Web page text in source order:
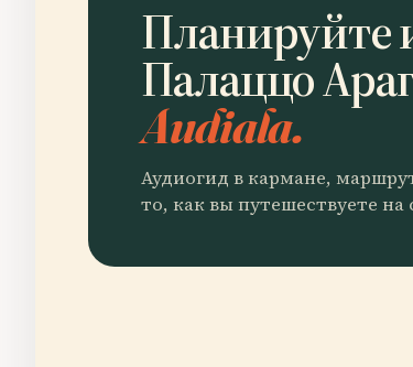
Планируйте
Палаццо
Audiala.
Аудиогид в кармане,
то, как вы путешествуете на